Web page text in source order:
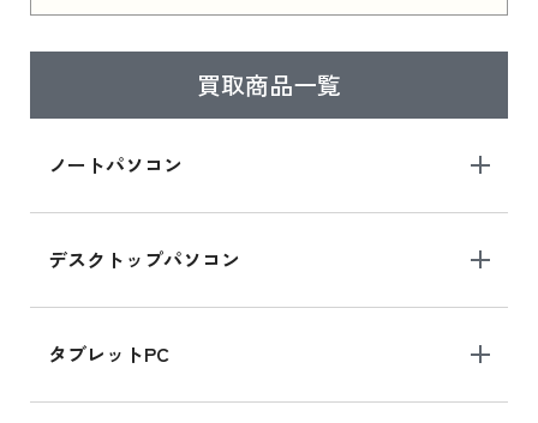
買取商品一覧
ノートパソコン
デスクトップパソコン
タブレットPC
はこちら
ら
iPad mini シリーズ 2024
iPad mini 8.3インチ の新品買取価格
iPhone 16 シリーズ